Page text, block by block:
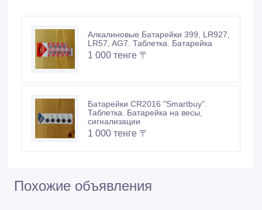
Алкалиновые Батарейки 399, LR927,
LR57, AG7. Таблетка. Батарейка
1 000 тенге 〒
Батарейки CR2016 "Smartbuy".
Таблетка. Батарейка на весы,
сигнализации
1 000 тенге 〒
Похожие объявления